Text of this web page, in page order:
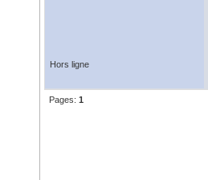
Hors ligne
Pages: 1